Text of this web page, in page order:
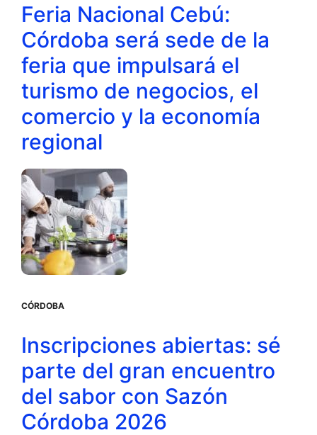
Feria Nacional Cebú:
Córdoba será sede de la
feria que impulsará el
turismo de negocios, el
comercio y la economía
regional
CÓRDOBA
Inscripciones abiertas: sé
parte del gran encuentro
del sabor con Sazón
Córdoba 2026